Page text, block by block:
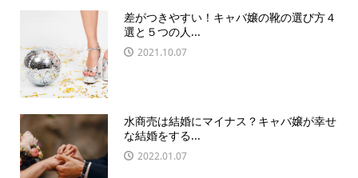
差がつきやすい！キャバ嬢の靴の選び方４
選と５つの人...
2021.10.07
水商売は結婚にマイナス？キャバ嬢が幸せ
な結婚をする...
2022.01.07